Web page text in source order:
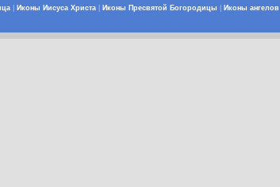
Иконы Иисуса Христа Иконы Пресвятой Богородицы Иконы ангелов